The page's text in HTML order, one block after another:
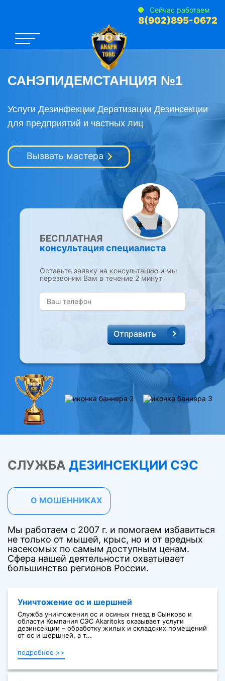
Сейчас работаем
8(902)895-0672
САНЭПИДЕМСТАНЦИЯ №1
Услуги Дезинфекции Дератизации Дезинсекции
для предприятий и частных лиц
Вызвать мастера
БЕСПЛАТНАЯ
консультация специалиста
Оставьте заявку на консультацию и мы
перезвоним Вам в течение 2 минут
Отправить
СЛУЖБА ДЕЗИНСЕКЦИИ СЭС
О МОШЕННИКАХ
Мы работаем с 2007 г. и помогаем избавиться
не только от мышей, крыс, но и от вредных
насекомых по самым доступным ценам.
Сфера нашей деятельности охватывает
большинство регионов России.
Уничтожение ос и шершней
Служба уничтожения ос и осиных гнезд в Сынково и
области Компания СЭС Akaritoks оказывает услуги
дезинсекции – обработку жилых и складских помещений
от ос и шершней, а т...
подробнее >>